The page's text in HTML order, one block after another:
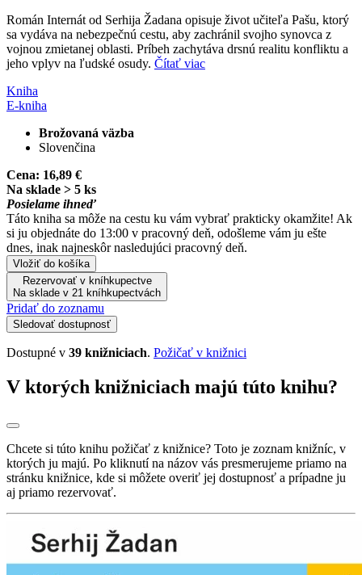
Román Internát od Serhija Žadana opisuje život učiteľa Pašu, ktorý
sa vydáva na nebezpečnú cestu, aby zachránil svojho synovca z
vojnou zmietanej oblasti. Príbeh zachytáva drsnú realitu konfliktu a
jeho vplyv na ľudské osudy. Čítať viac
Kniha
E-kniha
Brožovaná väzba
Slovenčina
Cena: 16,89 €
Na sklade > 5 ks
Posielame ihneď
Táto kniha sa môže na cestu ku vám vybrať prakticky okamžite! Ak
si ju objednáte do 13:00 v pracovný deň, odošleme vám ju ešte
dnes, inak najneskôr nasledujúci pracovný deň.
Vložiť do košíka
Rezervovať v kníhkupectve
Na sklade v 21 kníhkupectvách
Pridať do zoznamu
Sledovať dostupnosť
Dostupné v 39 knižniciach. Požičať v knižnici
V ktorých knižniciach majú túto knihu?
Chcete si túto knihu požičať z knižnice? Toto je zoznam knižníc, v
ktorých ju majú. Po kliknutí na názov vás presmerujeme priamo na
stránku knižnice, kde si môžete overiť jej dostupnosť a prípadne ju
aj priamo rezervovať.